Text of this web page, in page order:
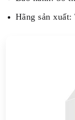
Hãng sản xuất: